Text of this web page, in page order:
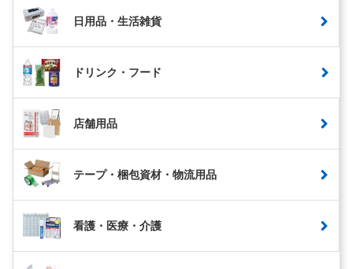
日用品・生活雑貨
ドリンク・フード
店舗用品
テープ・梱包資材・物流用品
看護・医療・介護